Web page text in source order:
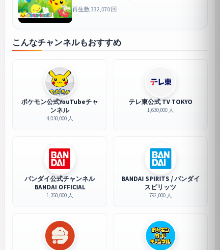
再生数 332,070 回
こんなチャンネルもおすすめ
ポケモン公式YouTubeチャ
ンネル
4,030,000 人
テレ東公式 TV TOKYO
1,630,000 人
バンダイ公式チャンネル
BANDAI OFFICIAL
1,350,000 人
BANDAI SPIRITS / バンダイ
スピリッツ
792,000 人